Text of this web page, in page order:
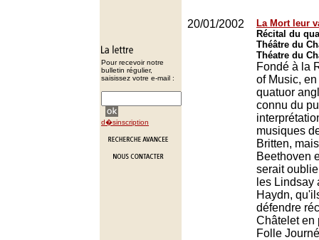
Pour recevoir notre
bulletin régulier,
saisissez votre e-mail :
d�sinscription
20/01/2002
La Mort leur
Récital du
Théâtre du
Théatre du
Fondé à la
of Music,
quatuor
connu du
musiques
Britten,
Beethoven
serait
les Lindsay
Haydn,
défendre
Châtelet en
Folle